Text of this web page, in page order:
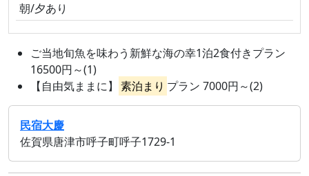
朝/夕あり
ご当地旬魚を味わう新鮮な海の幸1泊2食付きプラン
16500円～(1)
【自由気ままに】 素泊まり プラン 7000円～(2)
民宿大慶
佐賀県唐津市呼子町呼子1729‐1